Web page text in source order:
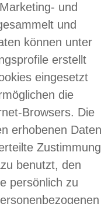
und
und
können unter
erstellt
eingesetzt
die
Browsers. Die
erhobenen Daten
Zustimmung
benutzt, den
persönlich zu